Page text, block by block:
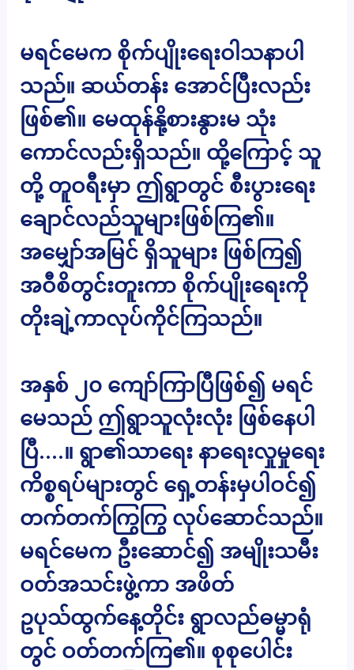
မရင်မေက စိုက်ပျိုးရေးဝါသနာပါ
သည်။ ဆယ်တန်း အောင်ပြီးလည်း
ဖြစ်၏။ မေထုန်နို့စားနွားမ သုံး
ကောင်လည်းရှိသည်။ ထို့ကြောင့် သူ
တို့ တူဝရီးမှာ ဤရွာတွင် စီးပွားရေး
ချောင်လည်သူများဖြစ်ကြ၏။
အမျှော်အမြင် ရှိသူများ ဖြစ်ကြ၍
အဝီစိတွင်းတူးကာ စိုက်ပျိုးရေးကို
တိုးချဲ့ကာလုပ်ကိုင်ကြသည်။
အနှစ် ၂၀ ကျော်ကြာပြီဖြစ်၍ မရင်
မေသည် ဤရွာသူလုံးလုံး ဖြစ်နေပါ
ပြီ….။ ရွာ၏သာရေး နာရေးလှုမှုရေး
ကိစ္စရပ်များတွင် ရှေ့တန်းမှပါဝင်၍
တက်တက်ကြွကြွ လုပ်ဆောင်သည်။
မရင်မေက ဦးဆောင်၍ အမျိုးသမီး
ဝတ်အသင်းဖွဲ့ကာ အဖိတ်
ဥပုသ်ထွက်နေ့တိုင်း ရွာလည်ဓမ္မာရုံ
တွင် ဝတ်တက်ကြ၏။ စုစုပေါင်း